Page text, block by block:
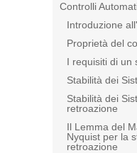
Controlli
Introduzione
Proprietà del
I requisiti di un
Stabilità dei
Stabilità dei
retroazione
Il Lemma del
Nyquist per la
retroazione